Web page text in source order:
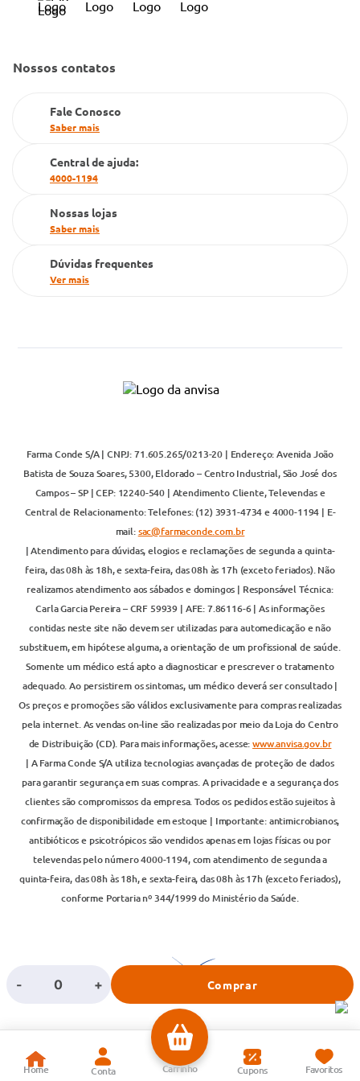
- + Comprar
Código de Conduta
Dúvidas Frequentes
Cartão Grupo Conde
Televendas
Nossos contatos
Fale Conosco
Saber mais
Central de ajuda:
4000-1194
Nossas lojas
Saber mais
Dúvidas frequentes
Ver mais
Farma Conde S/A | CNPJ: 71.605.265/0213-20 | Endereço: Avenida João
Batista de Souza Soares, 5300, Eldorado – Centro Industrial, São José dos
Campos – SP | CEP: 12240-540 | Atendimento Cliente, Televendas e
Central de Relacionamento: Telefones: (12) 3931-4734 e 4000-1194 | E-
mail:sac@farmaconde.com.br
| Atendimento para dúvidas, elogios e reclamações de segunda a quinta-
feira, das 08h às 18h, e sexta-feira, das 08h às 17h (exceto feriados). Não
realizamos atendimento aos sábados e domingos | Responsável Técnica:
Carla Garcia Pereira – CRF 59939 | AFE: 7.86116-6 | As informações
contidas neste site não devem ser utilizadas para automedicação e não
substituem, em hipótese alguma, a orientação de um profissional de saúde.
Somente um médico está apto a diagnosticar e prescrever o tratamento
adequado. Ao persistirem os sintomas, um médico deverá ser consultado |
Os preços e promoções são válidos exclusivamente para compras realizadas
pela internet. As vendas on-line são realizadas por meio da Loja do Centro
de Distribuição (CD). Para mais informações, acesse:www.anvisa.gov.br
| A Farma Conde S/A utiliza tecnologias avançadas de proteção de dados
para garantir segurança em suas compras. A privacidade e a segurança dos
clientes são compromissos da empresa. Todos os pedidos estão sujeitos à
confirmação de disponibilidade em estoque | Importante: antimicrobianos,
antibióticos e psicotrópicos são vendidos apenas em lojas físicas ou por
televendas pelo número 4000-1194, com atendimento de segunda a
quinta-feira, das 08h às 18h, e sexta-feira, das 08h às 17h (exceto feriados),
conforme Portaria nº 344/1999 do Ministério da Saúde.